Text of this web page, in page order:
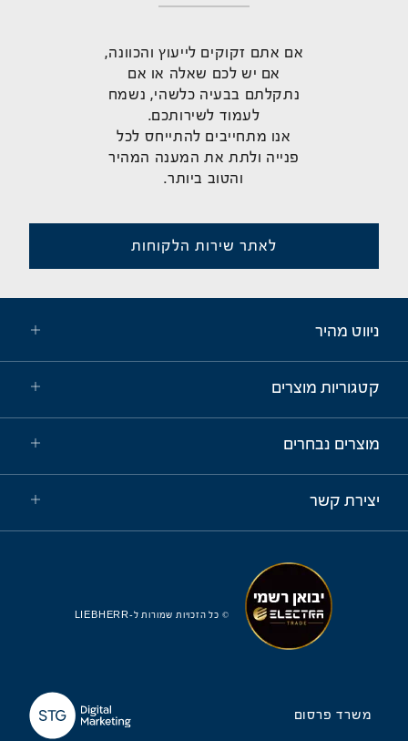
אם אתם זקוקים לייעוץ והכוונה,
אם יש לכם שאלה או אם
נתקלתם בבעיה כלשהי, נשמח
לעמוד לשירותכם.
אנו מתחייבים להתייחס לכל
פנייה ולתת את המענה המהיר
והטוב ביותר.
לאתר שירות הלקוחות
ניווט מהיר
קטגוריות מוצרים
מוצרים נבחרים
יצירת קשר
© כל הזכויות שמורות ל-LIEBHERR
משרד פרסום